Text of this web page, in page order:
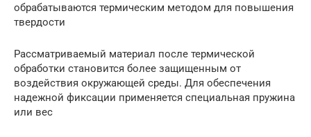
обрабатываются термическим методом для повышения
твердости
Рассматриваемый материал после термической
обработки становится более защищенным от
воздействия окружающей среды. Для обеспечения
надежной фиксации применяется специальная пружина
или вес